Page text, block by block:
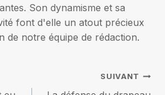
Son dynamisme et sa
font d'elle un atout précieux
de notre équipe de rédaction.
SUIVANT